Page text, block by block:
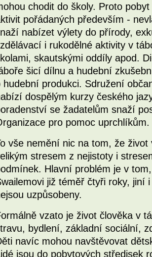
chodit do školy. Proto
pořádaných především -
nabízet výlety do přírody,
i rukodělné aktivity v
skautskými oddíly apod.
šicí dílnu a hudební
hudební produkci. Sdružení
dospělým kurzy českého
se žadatelům snaží
pro pomoc uprchlíkům.
vše nemění nic na tom, že
stresem z nejistoty i
Hlavní problém je v
již téměř čtyři roky, jiní
uzpůsobeny.
vzato je život člověka v
bydlení, základní sociální,
navíc mohou navštěvovat
jsou do pobytových středisek